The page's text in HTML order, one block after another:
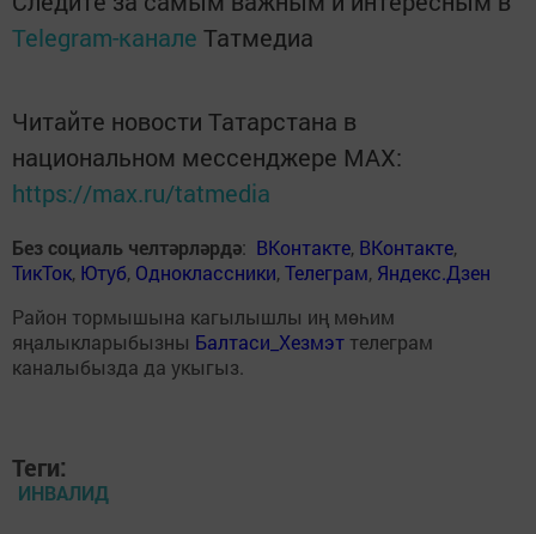
Telegram-канале Татмедиа
Читайте новости Татарстана в
национальном мессенджере MАХ:
https://max.ru/tatmedia
Без социаль челтәрләрдә: ВКонтакте, ВКонтакте,
ТикТок, Ютуб, Одноклассники,Телеграм, Яндекс.Дзен
Район тормышына кагылышлы иң мөһим
яңалыкларыбызны Балтаси_Хезмэт телеграм
каналыбызда да укыгыз.
Теги:
ИНВАЛИД